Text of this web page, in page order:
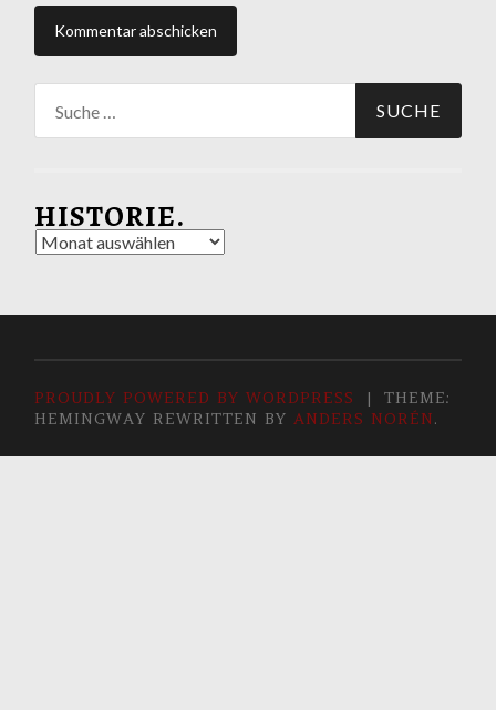
nach:
HISTORIE.
Historie.
PROUDLY POWERED BY WORDPRESS |
THEME:
HEMINGWAY REWRITTEN BYANDERS NORÉN.